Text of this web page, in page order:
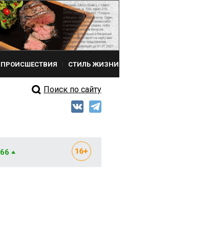
ПРОИСШЕСТВИЯ СТИЛЬ ЖИЗНИ
Поиск по сайту